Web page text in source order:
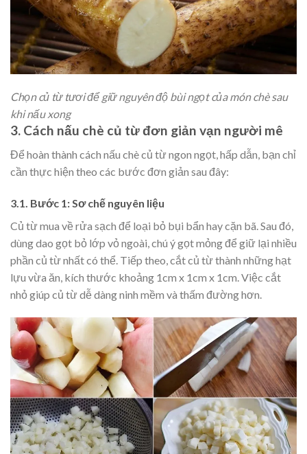
Chọn củ từ tươi để giữ nguyên độ bùi ngọt của món chè sau
khi nấu xong
3. Cách nấu chè củ từ đơn giản vạn người mê
Để hoàn thành cách nấu chè củ từ ngon ngọt, hấp dẫn, bạn chỉ
cần thực hiện theo các bước đơn giản sau đây:
3.1. Bước 1: Sơ chế nguyên liệu
Củ từ mua về rửa sạch để loại bỏ bụi bẩn hay cặn bã. Sau đó,
dùng dao gọt bỏ lớp vỏ ngoài, chú ý gọt mỏng để giữ lại nhiều
phần củ từ nhất có thể. Tiếp theo, cắt củ từ thành những hạt
lựu vừa ăn, kích thước khoảng 1cm x 1cm x 1cm. Việc cắt
nhỏ giúp củ từ dễ dàng ninh mềm và thấm đường hơn.